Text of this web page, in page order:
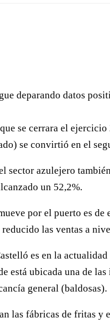
deparando datos
se cerrara el
se convirtió en el
sector azulejero
un 52,2%.
por el puerto es
las ventas a
es en la
está ubicada una de
general (baldosas).
las fábricas de fritas